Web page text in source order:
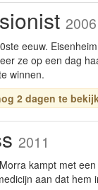
2006
eeuw.
ze op een dag
winnen.
2 dagen te
2011
kampt met
aan dat hem